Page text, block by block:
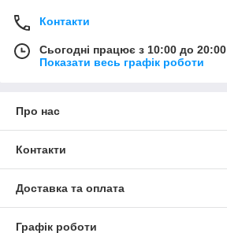
Контакти
Сьогодні працює з 10:00 до 20:00
Показати весь графік роботи
Про нас
Контакти
Доставка та оплата
Графік роботи